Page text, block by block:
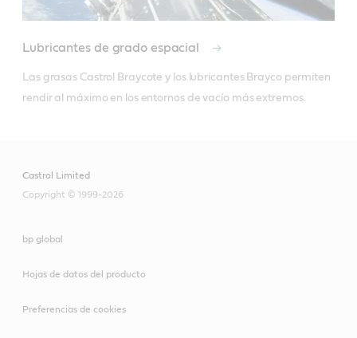
Lubricantes de grado espacial
Las grasas Castrol Braycote y los lubricantes Brayco permiten
rendir al máximo en los entornos de vacío más extremos.
Castrol Limited
Copyright © 1999-2026
bp global
Hojas de datos del producto
Preferencias de cookies